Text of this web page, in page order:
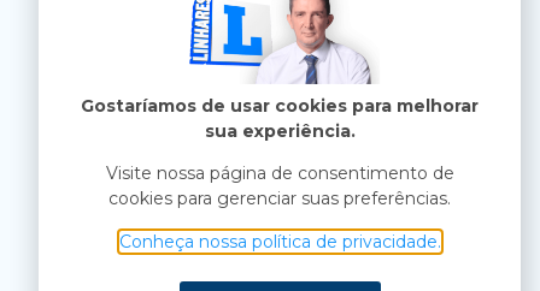
Gostaríamos de usar cookies para melhorar
sua experiência.
Visite nossa página de consentimento de
cookies para gerenciar suas preferências.
Conheça nossa política de privacidade.